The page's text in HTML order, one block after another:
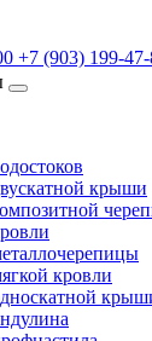
+7 (903) 199-
крыши
кровли